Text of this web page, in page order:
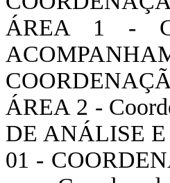
ÁREA 1 -
ÁREA 2 -
DE ANÁLISE
01 -